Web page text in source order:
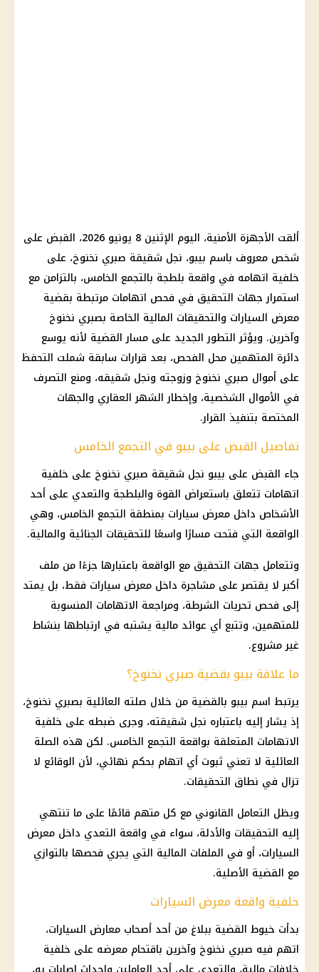
ألقت الأجهزة الأمنية، اليوم الإثنين 8 يونيو 2026، القبض على
شخص معروف باسم بيبو، نجل شقيقة صبري نخنوخ، على
خلفية اتهامه في واقعة بلطجة بالتجمع الخامس، بالتزامن مع
استمرار جهات التحقيق في فحص اتهامات مرتبطة بقضية
معرض السيارات والتحقيقات المالية الخاصة بصبري نخنوخ
وآخرين. ويؤثر التطور الجديد على مسار القضية لأنه يوسع
دائرة المتهمين محل الفحص، بعد قرارات سابقة شملت التحفظ
على أموال صبري نخنوخ وزوجته ونجل شقيقه، ومنع التصرف
في الأموال الشخصية، وإخطار الشهر العقاري والجهات
المختصة بتنفيذ القرار.
تفاصيل القبض على بيبو في التجمع الخامس
جاء القبض على بيبو نجل شقيقة صبري نخنوخ على خلفية
اتهامات تتعلق باستعراض القوة والبلطجة والتعدي على أحد
الأشخاص داخل معرض سيارات بمنطقة التجمع الخامس، وهي
الواقعة التي فتحت مسارًا واسعًا للتحقيقات الجنائية والمالية.
وتتعامل جهات التحقيق مع الواقعة باعتبارها جزءًا من ملف
أكبر لا يقتصر على مشاجرة داخل معرض سيارات فقط، بل يمتد
إلى فحص تحريات الشرطة، ومراجعة الاتهامات المنسوبة
للمتهمين، وتتبع أي عوائد مالية يشتبه في ارتباطها بنشاط
غير مشروع.
ما علاقة بيبو بقضية صبري نخنوخ؟
يرتبط اسم بيبو بالقضية من خلال صلته العائلية بصبري نخنوخ،
إذ يشار إليه باعتباره نجل شقيقته، وجرى ضبطه على خلفية
الاتهامات المتعلقة بواقعة التجمع الخامس. لكن هذه الصلة
العائلية لا تعني ثبوت أي اتهام بحكم نهائي، لأن الوقائع لا
تزال في نطاق التحقيقات.
ويظل التعامل القانوني مع كل متهم قائمًا على ما تنتهي
إليه التحقيقات والأدلة، سواء في واقعة التعدي داخل معرض
السيارات، أو في الملفات المالية التي يجري فحصها بالتوازي
مع القضية الأصلية.
خلفية واقعة معرض السيارات
بدأت خيوط القضية ببلاغ من أحد أصحاب معارض السيارات،
اتهم فيه صبري نخنوخ وآخرين باقتحام معرضه على خلفية